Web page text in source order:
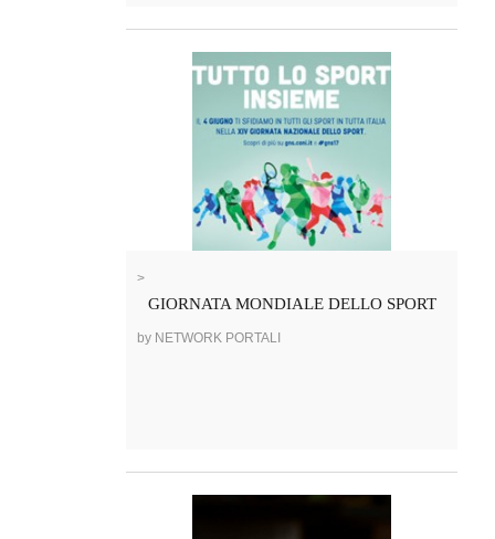
>
GIORNATA MONDIALE DELLO SPORT
by NETWORK PORTALI